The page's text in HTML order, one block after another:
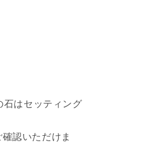
はセッティング
認いただけま